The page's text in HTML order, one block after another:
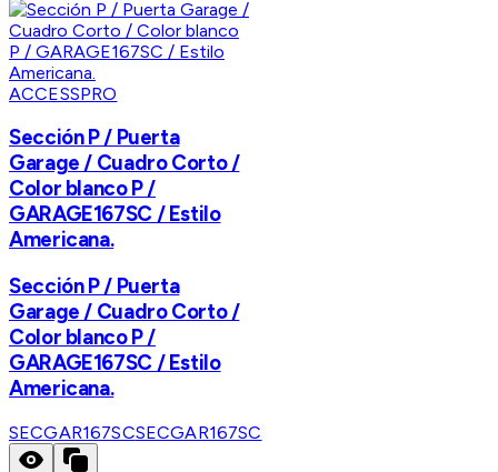
ACCESSPRO
Sección P / Puerta
Garage / Cuadro Corto /
Color blanco P /
GARAGE167SC / Estilo
Americana.
Sección P / Puerta
Garage / Cuadro Corto /
Color blanco P /
GARAGE167SC / Estilo
Americana.
SECGAR167SCSECGAR167SC